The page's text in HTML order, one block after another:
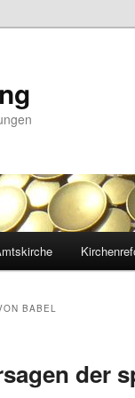
BABEL
der